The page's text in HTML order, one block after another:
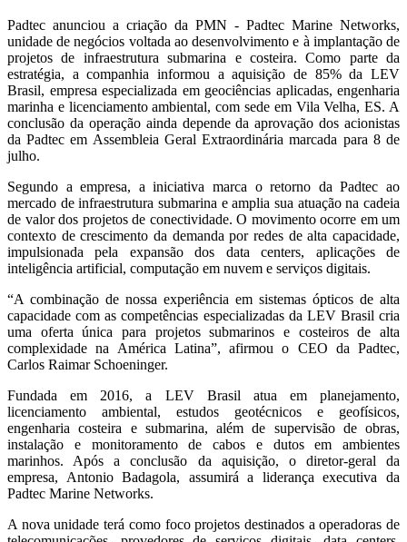
Padtec anunciou a criação da PMN - Padtec Marine Networks,
unidade de negócios voltada ao desenvolvimento e à implantação de
projetos de infraestrutura submarina e costeira. Como parte da
estratégia, a companhia informou a aquisição de 85% da LEV
Brasil, empresa especializada em geociências aplicadas, engenharia
marinha e licenciamento ambiental, com sede em Vila Velha, ES. A
conclusão da operação ainda depende da aprovação dos acionistas
da Padtec em Assembleia Geral Extraordinária marcada para 8 de
julho.
Segundo a empresa, a iniciativa marca o retorno da Padtec ao
mercado de infraestrutura submarina e amplia sua atuação na cadeia
de valor dos projetos de conectividade. O movimento ocorre em um
contexto de crescimento da demanda por redes de alta capacidade,
impulsionada pela expansão dos data centers, aplicações de
inteligência artificial, computação em nuvem e serviços digitais.
“A combinação de nossa experiência em sistemas ópticos de alta
capacidade com as competências especializadas da LEV Brasil cria
uma oferta única para projetos submarinos e costeiros de alta
complexidade na América Latina”, afirmou o CEO da Padtec,
Carlos Raimar Schoeninger.
Fundada em 2016, a LEV Brasil atua em planejamento,
licenciamento ambiental, estudos geotécnicos e geofísicos,
engenharia costeira e submarina, além de supervisão de obras,
instalação e monitoramento de cabos e dutos em ambientes
marinhos. Após a conclusão da aquisição, o diretor-geral da
empresa, Antonio Badagola, assumirá a liderança executiva da
Padtec Marine Networks.
A nova unidade terá como foco projetos destinados a operadoras de